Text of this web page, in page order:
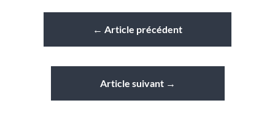
← Article précédent
Article suivant→